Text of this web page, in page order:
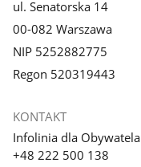
ul. Senatorska 14
00-082 Warszawa
NIP 5252882775
Regon 520319443
KONTAKT
Infolinia dla Obywatela
+48 222 500 138